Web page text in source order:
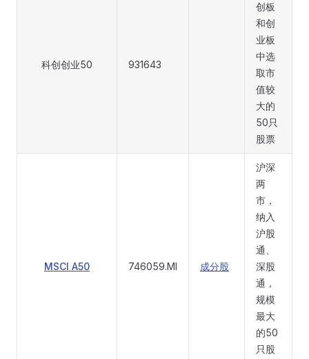
科创创业50 931643
创板
和创
业板
中选
取市
值较
大的
50只
股票
MSCI A50 746059.MI 成分股
沪深
两
市，
纳入
沪股
通、
深股
通，
规模
最大
的50
只股